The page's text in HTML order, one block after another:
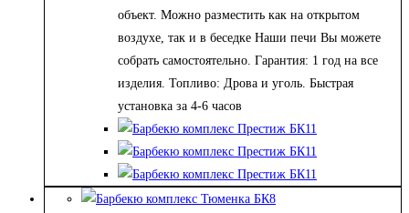
объект. Можно разместить как на открытом
воздухе, так и в беседке Наши печи Вы можете
собрать самостоятельно. Гарантия: 1 год на все
изделия. Топливо: Дрова и уголь. Быстрая
установка за 4-6 часов